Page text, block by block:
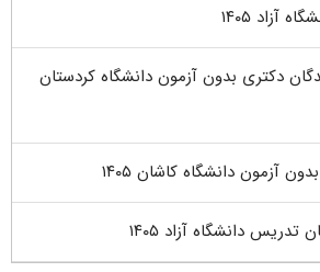
آزاد ۱۴۰۵
دکتری بدون آزمون دانشگاه کردستان
آزمون دانشگاه کاشان ۱۴۰۵
دانشگاه آزاد ۱۴۰۵